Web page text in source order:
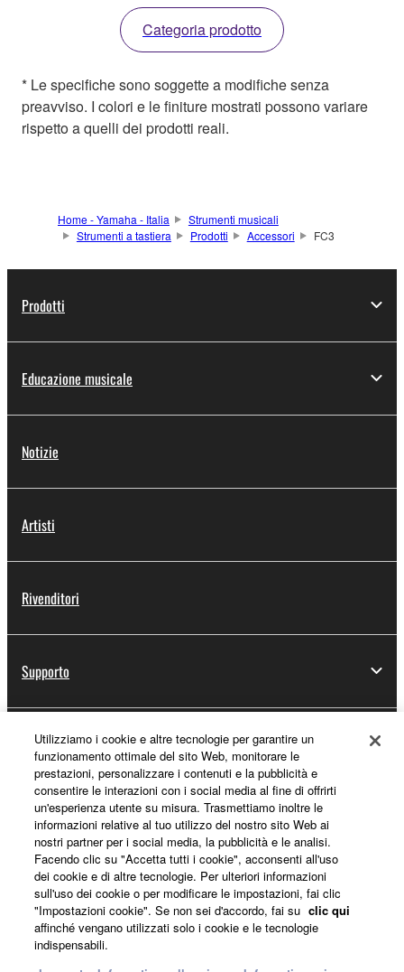
Categoria prodotto
* Le specifiche sono soggette a modifiche senza
preavviso. I colori e le finiture mostrati possono variare
rispetto a quelli dei prodotti reali.
Home - Yamaha - Italia
Strumenti musicali
Strumenti a tastiera
Prodotti Accessori FC3
Prodotti
Educazione musicale
Notizie
Artisti
Rivenditori
Supporto
Registrazione Yamaha Music ID
Informazioni su Yamaha
Italia - Italian
Affari
Utilizziamo i cookie e altre tecnologie per garantire un
funzionamento ottimale del sito Web, monitorare le
prestazioni, personalizzare i contenuti e la pubblicità e
consentire le interazioni con i social media al fine di offrirti
un'esperienza utente su misura. Trasmettiamo inoltre le
informazioni relative al tuo utilizzo del nostro sito Web ai
nostri partner per i social media, la pubblicità e le analisi.
Facendo clic su "Accetta tutti i cookie", acconsenti all'uso
dei cookie e di altre tecnologie. Per ulteriori informazioni
sull'uso dei cookie o per modificare le impostazioni, fai clic
"Impostazioni cookie". Se non sei d'accordo, fai su clic qui
affinché vengano utilizzati solo i cookie e le tecnologie
indispensabili.